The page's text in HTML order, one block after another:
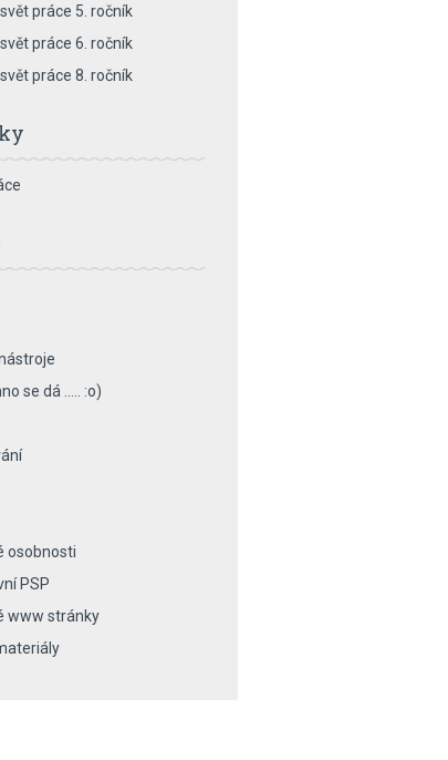
práce 5. ročník
práce 6. ročník
práce 8. ročník
se dá ….. :o)
osobnosti
PSP
www stránky